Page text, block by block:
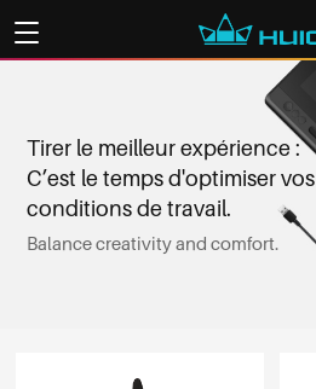
Tirer le meilleur expérience :
C’est le temps d'optimiser vos
conditions de travail.
Balance creativity and comfort.